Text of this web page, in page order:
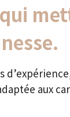
aux